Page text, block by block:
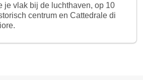
je vlak bij de luchthaven, op 10
centrum en Cattedrale di